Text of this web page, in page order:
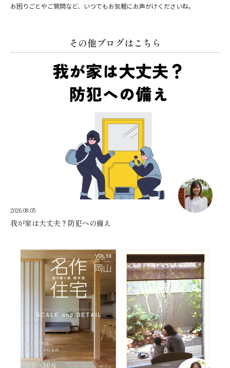
お困りごとやご質問など、いつでもお気軽にお声がけくださいね。
その他ブログはこちら
2026.08.05
我が家は大丈夫？防犯への備え